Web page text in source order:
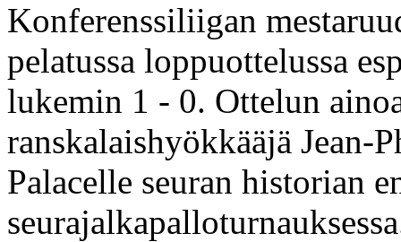
Konferenssiliigan
pelatussa loppuottelussa
lukemin 1 - 0. Ottelun
ranskalaishyökkääjä Jean-
Palacelle seuran historian